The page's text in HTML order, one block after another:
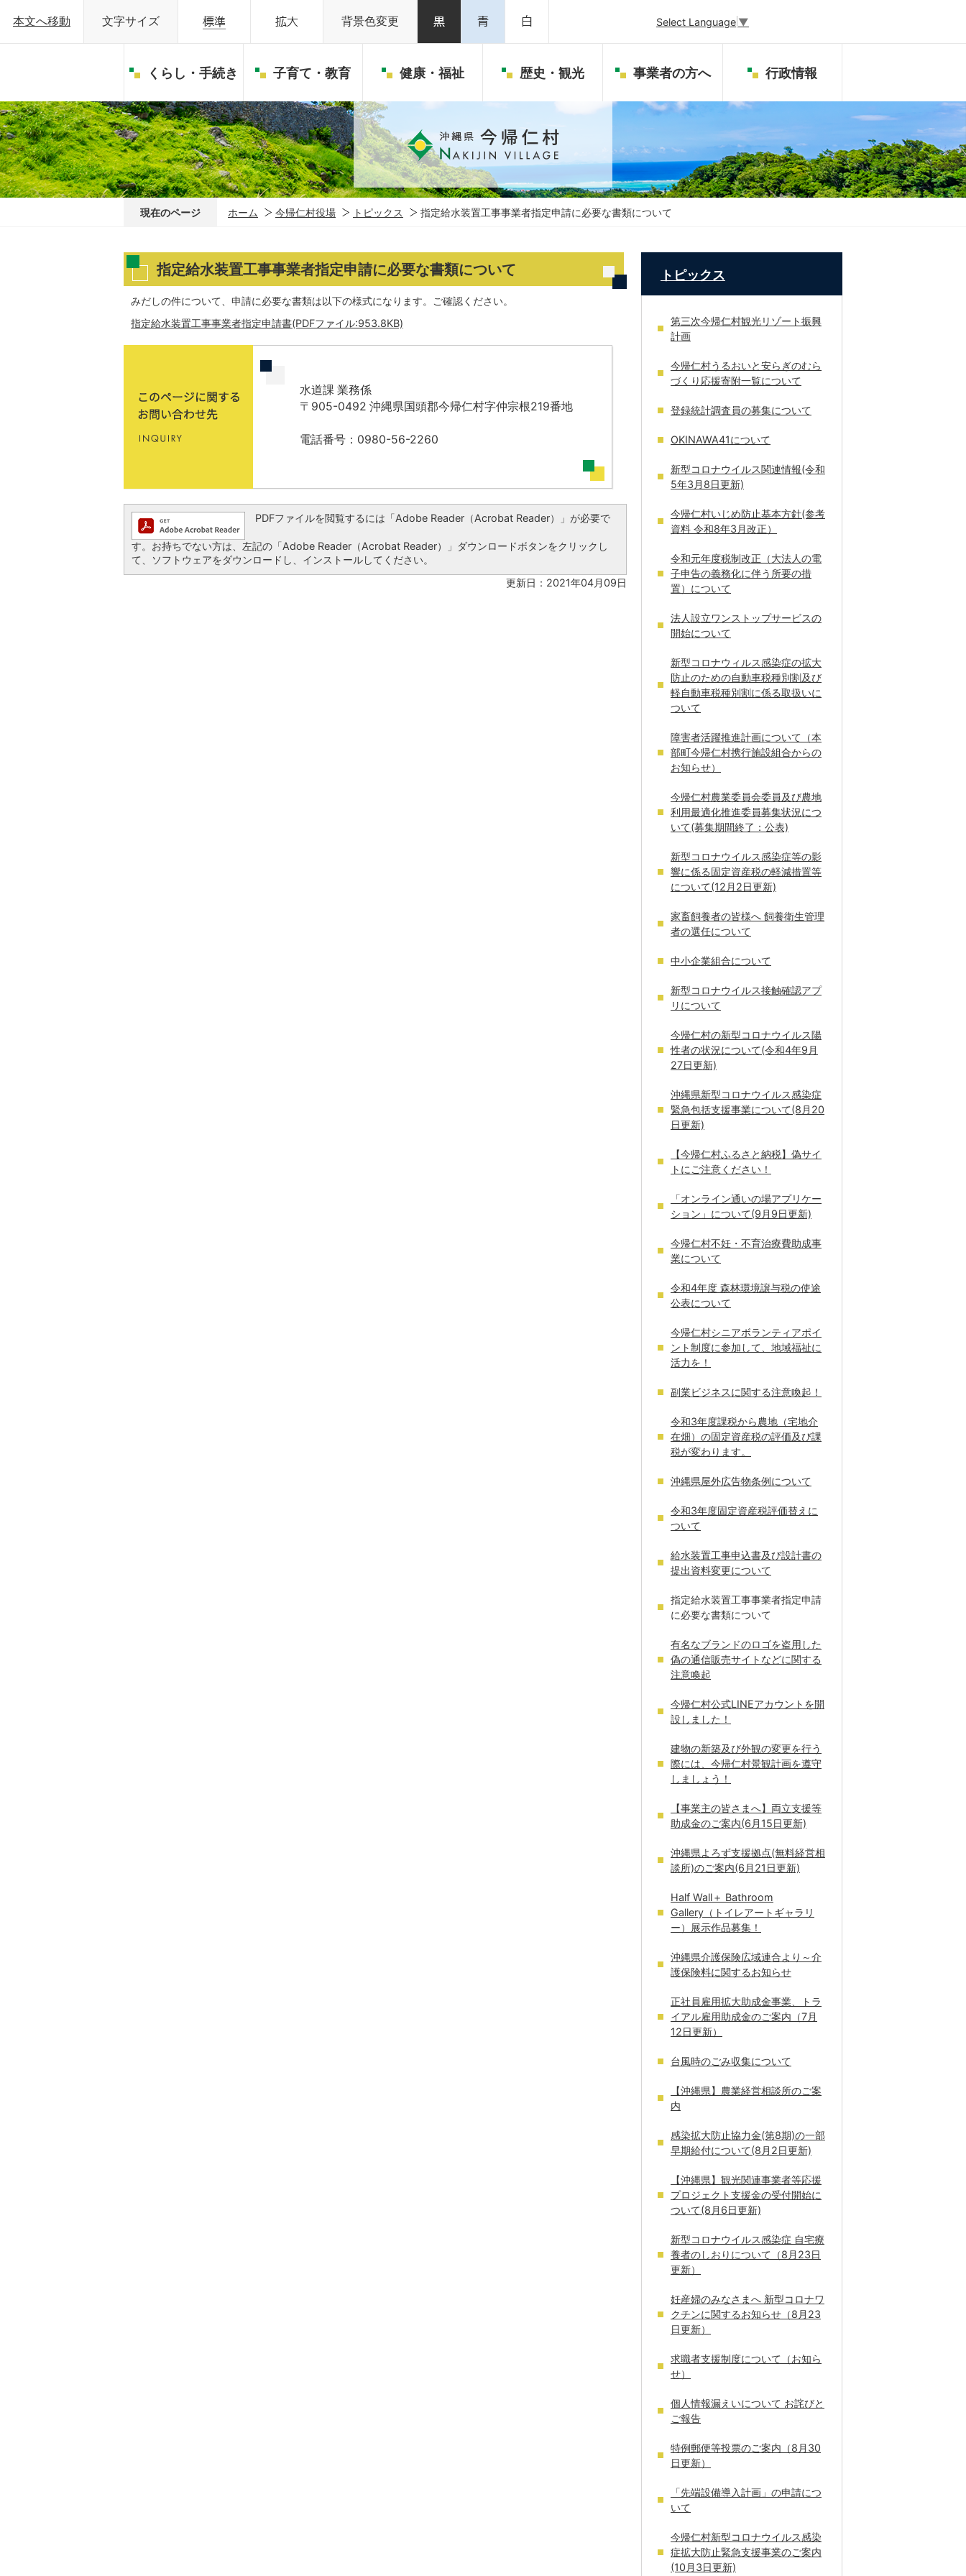
本文へ移動 文字サイズ 背景色変更 Select Language ▼
くらし・手続き 子育て・教育 健康・福祉 歴史・観光 事業者の方へ 行政情報
現在のページ ホーム 今帰仁村役場 トピックス 指定給水装置工事事業者指定申請に必要な書類について
指定給水装置工事事業者指定申請に必要な書類について
みだしの件について、申請に必要な書類は以下の様式になります。ご確認ください。
指定給水装置工事事業者指定申請書(PDFファイル:953.8KB)
水道課 業務係
〒905-0492 沖縄県国頭郡今帰仁村字仲宗根219番地
電話番号：0980-56-2260
PDFファイルを閲覧するには「Adobe Reader（Acrobat Reader）」が必要で
す。お持ちでない方は、左記の「Adobe Reader（Acrobat Reader）」ダウンロードボタンをクリックし
て、ソフトウェアをダウンロードし、インストールしてください。
更新日：2021年04月09日
トピックス
第三次今帰仁村観光リゾート振興
計画
今帰仁村うるおいと安らぎのむら
づくり応援寄附一覧について
登録統計調査員の募集について
OKINAWA41について
新型コロナウイルス関連情報(令和
5年3月8日更新)
今帰仁村いじめ防止基本方針(参考
資料 令和8年3月改正）
令和元年度税制改正（大法人の電
子申告の義務化に伴う所要の措
置）について
法人設立ワンストップサービスの
開始について
新型コロナウィルス感染症の拡大
防止のための自動車税種別割及び
軽自動車税種別割に係る取扱いに
ついて
障害者活躍推進計画について（本
部町今帰仁村携行施設組合からの
お知らせ）
今帰仁村農業委員会委員及び農地
利用最適化推進委員募集状況につ
いて(募集期間終了：公表)
新型コロナウイルス感染症等の影
響に係る固定資産税の軽減措置等
について(12月2日更新)
家畜飼養者の皆様へ 飼養衛生管理
者の選任について
中小企業組合について
新型コロナウイルス接触確認アプ
リについて
今帰仁村の新型コロナウイルス陽
性者の状況について(令和4年9月
27日更新)
沖縄県新型コロナウイルス感染症
緊急包括支援事業について(8月20
日更新)
【今帰仁村ふるさと納税】偽サイ
トにご注意ください！
「オンライン通いの場アプリケー
ション」について(9月9日更新)
今帰仁村不妊・不育治療費助成事
業について
令和4年度 森林環境譲与税の使途
公表について
今帰仁村シニアボランティアポイ
ント制度に参加して、地域福祉に
活力を！
副業ビジネスに関する注意喚起！
令和3年度課税から農地（宅地介
在畑）の固定資産税の評価及び課
税が変わります。
沖縄県屋外広告物条例について
令和3年度固定資産税評価替えに
ついて
給水装置工事申込書及び設計書の
提出資料変更について
指定給水装置工事事業者指定申請
に必要な書類について
有名なブランドのロゴを盗用した
偽の通信販売サイトなどに関する
注意喚起
今帰仁村公式LINEアカウントを開
設しました！
建物の新築及び外観の変更を行う
際には、今帰仁村景観計画を遵守
しましょう！
【事業主の皆さまへ】両立支援等
助成金のご案内(6月15日更新)
沖縄県よろず支援拠点(無料経営相
談所)のご案内(6月21日更新)
Half Wall＋ Bathroom
Gallery（トイレアートギャラリ
ー）展示作品募集！
沖縄県介護保険広域連合より～介
護保険料に関するお知らせ
正社員雇用拡大助成金事業、トラ
イアル雇用助成金のご案内（7月
12日更新）
台風時のごみ収集について
【沖縄県】農業経営相談所のご案
内
感染拡大防止協力金(第8期)の一部
早期給付について(8月2日更新)
【沖縄県】観光関連事業者等応援
プロジェクト支援金の受付開始に
ついて(8月6日更新)
新型コロナウイルス感染症 自宅療
養者のしおりについて（8月23日
更新）
妊産婦のみなさまへ 新型コロナワ
クチンに関するお知らせ（8月23
日更新）
求職者支援制度について（お知ら
せ）
個人情報漏えいについて お詫びと
ご報告
特例郵便等投票のご案内（8月30
日更新）
「先端設備導入計画」の申請につ
いて
今帰仁村新型コロナウイルス感染
症拡大防止緊急支援事業のご案内
(10月3日更新)